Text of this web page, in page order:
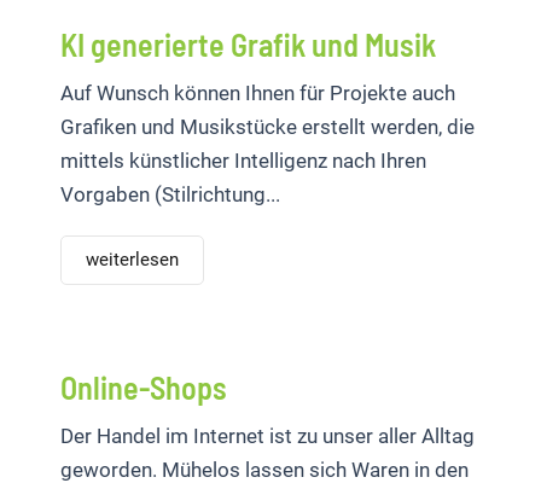
KI generierte Grafik und Musik
Auf Wunsch können Ihnen für Projekte auch
Grafiken und Musikstücke erstellt werden, die
mittels künstlicher Intelligenz nach Ihren
Vorgaben (Stilrichtung...
weiterlesen
Online-Shops
Der Handel im Internet ist zu unser aller Alltag
geworden. Mühelos lassen sich Waren in den